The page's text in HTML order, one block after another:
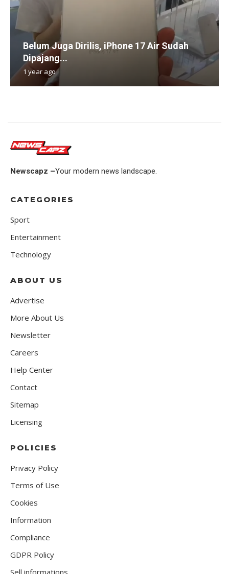
Belum Juga Dirilis, iPhone 17 Air Sudah
Dipajang...
1 year ago
Newscapz –Your modern news landscape.
CATEGORIES
Sport
Entertainment
Technology
ABOUT US
Advertise
More About Us
Newsletter
Careers
Help Center
Contact
Sitemap
Licensing
POLICIES
Privacy Policy
Terms of Use
Cookies
Information
Compliance
GDPR Policy